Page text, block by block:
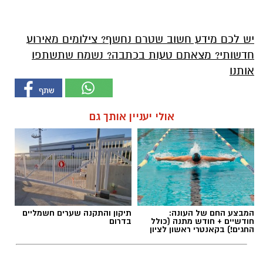
יש לכם מידע חשוב שטרם נחשף? צילומים מאירוע
חדשותי? מצאתם טעות בכתבה? נשמח שתשתפו
אותנו
אולי יעניין אותך גם
המבצע החם של העונה:
חודשיים + חודש מתנה (כולל
החגים!) בקאנטרי ראשון לציון
תיקון והתקנה שערים חשמליים
בדרום